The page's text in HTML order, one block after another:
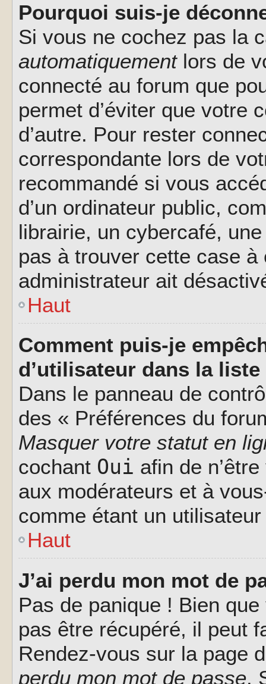
Pourquoi suis-je
Si vous ne cochez pas la
automatiquementlors de
connecté au forum que
permet d’éviter que votre
d’autre. Pour rester
correspondante lors de
recommandé si vous
d’un ordinateur public,
librairie, un cybercafé,
pas à trouver cette case à
administrateur ait
Haut
Comment puis-je
d’utilisateur dans la
Dans le panneau de
des « Préférences du
Masquer votre statut en
cochant Oui afin de
aux modérateurs et à
comme étant un
Haut
J’ai perdu mon mot de
Pas de panique ! Bien
pas être récupéré, il peut
Rendez-vous sur la page
perdu mon mot de passe.